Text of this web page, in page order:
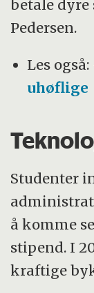
betale
Pedersen.
Les også:
uhøflige
Studenter
å komme
stipend. I
kraftige